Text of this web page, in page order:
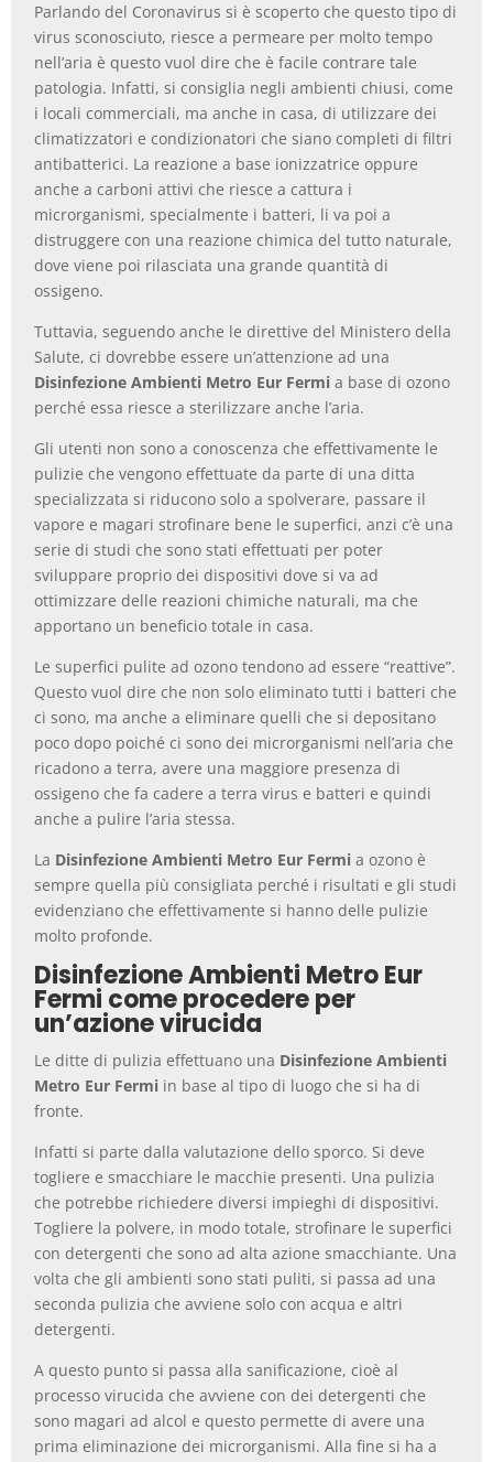
Parlando del Coronavirus si è scoperto che questo tipo di
virus sconosciuto, riesce a permeare per molto tempo
nell’aria è questo vuol dire che è facile contrare tale
patologia. Infatti, si consiglia negli ambienti chiusi, come
i locali commerciali, ma anche in casa, di utilizzare dei
climatizzatori e condizionatori che siano completi di filtri
antibatterici. La reazione a base ionizzatrice oppure
anche a carboni attivi che riesce a cattura i
microrganismi, specialmente i batteri, li va poi a
distruggere con una reazione chimica del tutto naturale,
dove viene poi rilasciata una grande quantità di
ossigeno.
Tuttavia, seguendo anche le direttive del Ministero della
Salute, ci dovrebbe essere un’attenzione ad una
Disinfezione Ambienti Metro Eur Fermi a base di ozono
perché essa riesce a sterilizzare anche l’aria.
Gli utenti non sono a conoscenza che effettivamente le
pulizie che vengono effettuate da parte di una ditta
specializzata si riducono solo a spolverare, passare il
vapore e magari strofinare bene le superfici, anzi c’è una
serie di studi che sono stati effettuati per poter
sviluppare proprio dei dispositivi dove si va ad
ottimizzare delle reazioni chimiche naturali, ma che
apportano un beneficio totale in casa.
Le superfici pulite ad ozono tendono ad essere “reattive”.
Questo vuol dire che non solo eliminato tutti i batteri che
ci sono, ma anche a eliminare quelli che si depositano
poco dopo poiché ci sono dei microrganismi nell’aria che
ricadono a terra, avere una maggiore presenza di
ossigeno che fa cadere a terra virus e batteri e quindi
anche a pulire l’aria stessa.
La Disinfezione Ambienti Metro Eur Fermi a ozono è
sempre quella più consigliata perché i risultati e gli studi
evidenziano che effettivamente si hanno delle pulizie
molto profonde.
Disinfezione Ambienti Metro Eur
Fermi come procedere per
un’azione virucida
Le ditte di pulizia effettuano una Disinfezione Ambienti
Metro Eur Fermi in base al tipo di luogo che si ha di
fronte.
Infatti si parte dalla valutazione dello sporco. Si deve
togliere e smacchiare le macchie presenti. Una pulizia
che potrebbe richiedere diversi impieghi di dispositivi.
Togliere la polvere, in modo totale, strofinare le superfici
con detergenti che sono ad alta azione smacchiante. Una
volta che gli ambienti sono stati puliti, si passa ad una
seconda pulizia che avviene solo con acqua e altri
detergenti.
A questo punto si passa alla sanificazione, cioè al
processo virucida che avviene con dei detergenti che
sono magari ad alcol e questo permette di avere una
prima eliminazione dei microrganismi. Alla fine si ha a